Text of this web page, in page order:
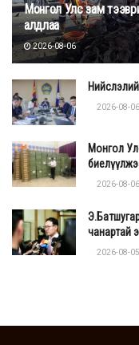
Монгол Улс зам
алдлаа
2026-08-06
2026-08-06
Монгол
2026-08-06
чанартай
2026-08-05